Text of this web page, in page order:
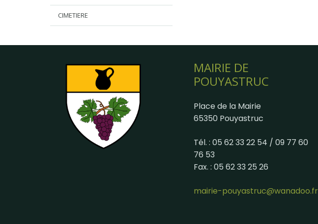
CIMETIERE
MAIRIE DE
POUYASTRUC
Place de la Mairie
65350 Pouyastruc
Tél. : 05 62 33 22 54 / 09 77 60
76 53
Fax. : 05 62 33 25 26
mairie-pouyastruc@wanadoo.fr